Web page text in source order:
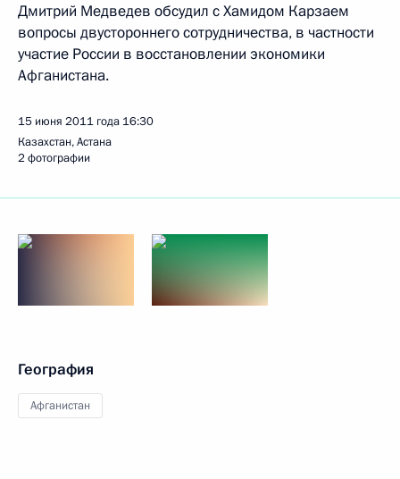
Дмитрий Медведев обсудил с Хамидом Карзаем
вопросы двустороннего сотрудничества, в частности
участие России в восстановлении экономики
Афганистана.
15 июня 2011 года 16:30
Казахстан, Астана
2 фотографии
География
Афганистан